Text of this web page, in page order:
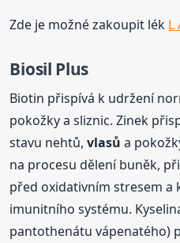
Zde je možné zakoupit lék L
Biosil Plus
Biotin přispívá k udržení
pokožky a sliznic. Zinek
stavu nehtů,vlasů a
na procesu dělení buněk,
před oxidativním stresem
imunitního systému.
pantothenátu vápenatého)